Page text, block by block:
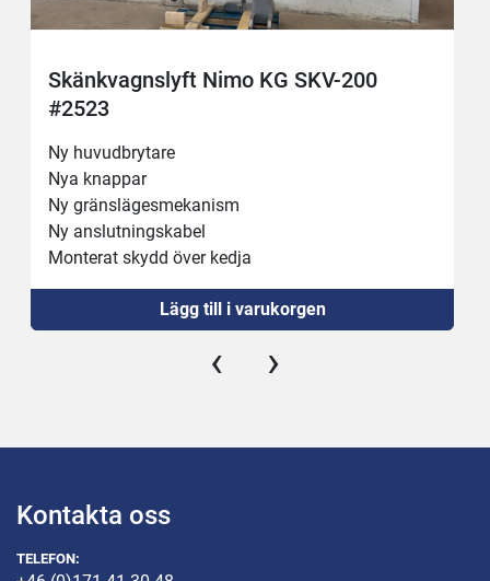
Skänkvagnslyft Nimo KG SKV-200
#2523
Ny huvudbrytare
Nya knappar
Ny gränslägesmekanism
Ny anslutningskabel
Monterat skydd över kedja
Provkörd fungerar bra
Tipphöjd 180cmLägg till i varukorgen
‹ ›
Kontakta oss
TELEFON: